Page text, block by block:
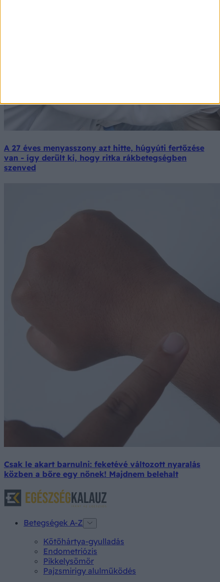
A 27 éves menyasszony azt hitte, húgyúti fertőzése
van - így derült ki, hogy ritka rákbetegségben
szenved
Csak le akart barnulni: feketévé változott nyaralás
közben a bőre egy nőnek! Majdnem belehalt
Betegségek A-Z
Kötőhártya-gyulladás
Endometriózis
Pikkelysömör
Pajzsmirigy alulműködés